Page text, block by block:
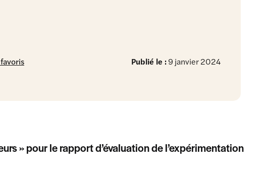
Publié le :9 janvier 2024
» pour le rapport d’évaluation de l’expérimentation